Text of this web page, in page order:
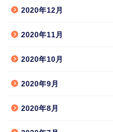
2020年12月
2020年11月
2020年10月
2020年9月
2020年8月